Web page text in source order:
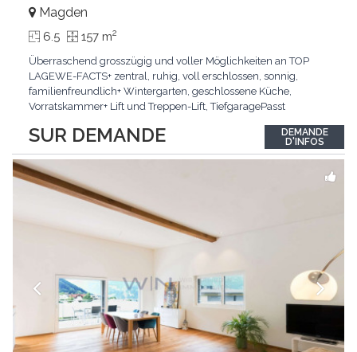
SUR DEMANDE
Magden
6.5 157 m2
Überraschend grosszügig und voller Möglichkeiten an TOP
LAGEWE-FACTS+ zentral, ruhig, voll erschlossen, sonnig,
familienfreundlich+ Wintergarten, geschlossene Küche,
Vorratskammer+ Lift und Treppen-Lift, TiefgaragePasst
Wintergarten schaffen ein lichtdurchflutetes
Wunder.Interessiert? JETZT anrufen: +41 76 507 21 32
DEMANDE
D'INFOS